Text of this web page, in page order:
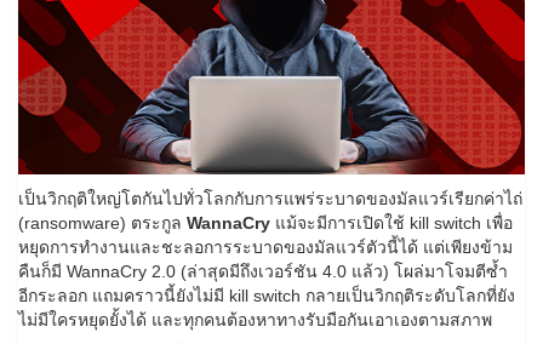
เป็นวิกฤติใหญ่โตกันไปทั่วโลกกับการแพร่ระบาดของมัลแวร์เรียกค่าไถ่
(ransomware) ตระกูล WannaCry แม้จะมีการเปิดใช้ kill switch เพื่อ
หยุดการทำงานและชะลอการระบาดของมัลแวร์ตัวนี้ได้ แต่เพียงข้าม
คืนก็มี WannaCry 2.0 (ล่าสุดมีถึงเวอร์ชัน 4.0 แล้ว) โผล่มาโจมตีซ้ำ
อีกระลอก แถมคราวนี้ยังไม่มี kill switch กลายเป็นวิกฤติระดับโลกที่ยัง
ไม่มีใครหยุดยั้งได้ และทุกคนต้องหาทางรับมือกันเอาเองตามสภาพ